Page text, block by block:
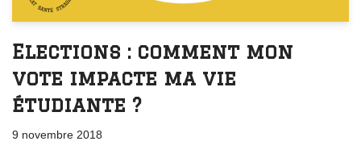
Elections : comment mon
vote impacte ma vie
étudiante ?
9 novembre 2018